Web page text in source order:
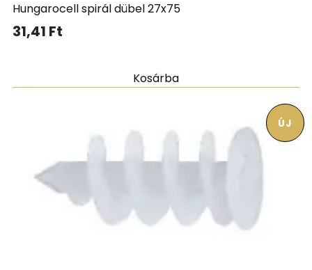
Hungarocell spirál dübel 27x75
31,41 Ft
Kosárba
ÚJ